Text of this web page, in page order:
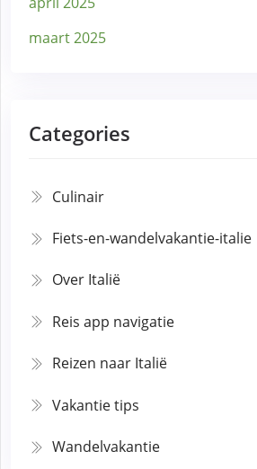
maart 2025
Categories
Culinair
Fiets-en-wandelvakantie-italie
Over Italië
Reis app navigatie
Reizen naar Italië
Vakantie tips
Wandelvakantie